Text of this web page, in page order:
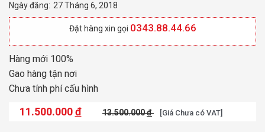
Ngày đăng: 27 Tháng 6, 2018
Đặt hàng xin gọi 0343.88.44.66
Hàng mới 100%
Gao hàng tận nơi
Chưa tính phí cấu hình
11.500.000đ 13.500.000đ [Giá Chưa có VAT]